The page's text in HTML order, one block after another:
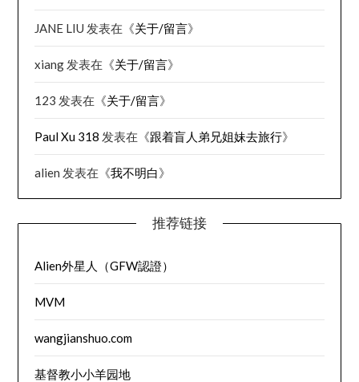
JANE LIU 发表在《关于/留言》
xiang 发表在《关于/留言》
123 发表在《关于/留言》
Paul Xu 318 发表在《跟着盲人弟兄姐妹去旅行》
alien 发表在《我不明白》
推荐链接
Alien外星人（GFW認證）
MVM
wangjianshuo.com
基督教小小羊园地